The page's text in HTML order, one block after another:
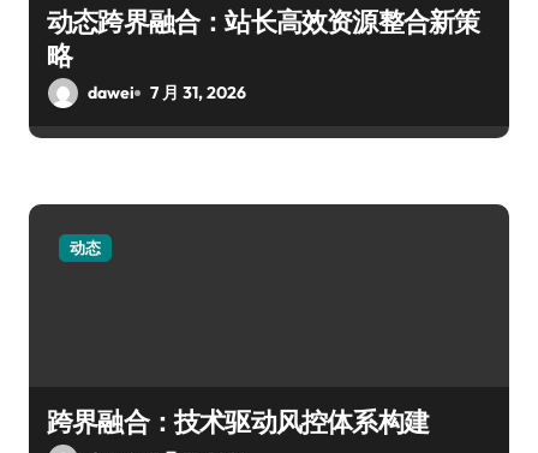
动态跨界融合：站长高效资源整合新策
略
dawei 7 月 31, 2026
动态
跨界融合：技术驱动风控体系构建